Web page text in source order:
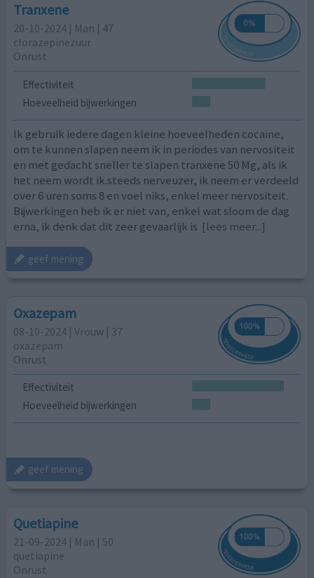
Tranxene
20-10-2024 | Man | 47
clorazepinezuur
Onrust
Effectiviteit
Hoeveelheid bijwerkingen
Ik gebruik iedere dagen kleine hoeveelheden cocaïne,
om te kunnen slapen neem ik in periodes van nervositeit
en met gedacht sneller te slapen tranxene 50 Mg, als ik
het neem wordt ik.steeds nerveuzer, ik neem er verdeeld
over 6 uren soms 8 en voel niks, enkel meer nervositeit.
Bijwerkingen heb ik er niet van, enkel wat sloom de dag
erna, ik denk dat dit zeer gevaarlijk is [lees meer...]
geef mening
Oxazepam
08-10-2024 | Vrouw | 37
oxazepam
Onrust
Effectiviteit
Hoeveelheid bijwerkingen
geef mening
Quetiapine
21-09-2024 | Man | 50
quetiapine
Onrust